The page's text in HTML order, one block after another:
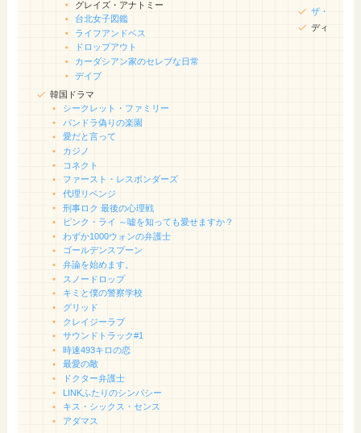
グレイズ・アナトミー
台北女子図鑑
ライフアンドベス
ドロップアウト
カーダシアン家のセレブな日常
デイブ
韓国ドラマ
シークレット・ファミリー
パンドラ偽りの楽園
愛だと言って
カジノ
コネクト
ファースト・レスポンダーズ
代理リベンジ
刑事ロク 最後の心理戦
ピンク・ライ ～嘘を知っても愛せますか？
わずか1000ウォンの弁護士
ゴールデンスプーン
弁論を始めます。
スノードロップ
キミと僕の警察学校
グリッド
クレイジーラブ
サウンドトラック#1
時速493キロの恋
最愛の敵
ドクター弁護士
LINKふたりのシンパシー
キス・シックス・センス
アダマス
ザ・ビート
ディセンダ